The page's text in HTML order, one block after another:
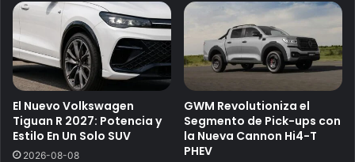
El Nuevo Volkswagen
Tiguan R 2027: Potencia y
Estilo En Un Solo SUV
2026-08-08
GWM Revolutioniza el
Segmento de Pick-ups con
la Nueva Cannon Hi4-T
PHEV